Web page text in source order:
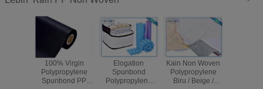
100% Virgin
Polypropylene
Spunbond PP
Elogation
Spunbond
Polypropylene
Kain Non Woven
Polypropylene
Biru / Beige /